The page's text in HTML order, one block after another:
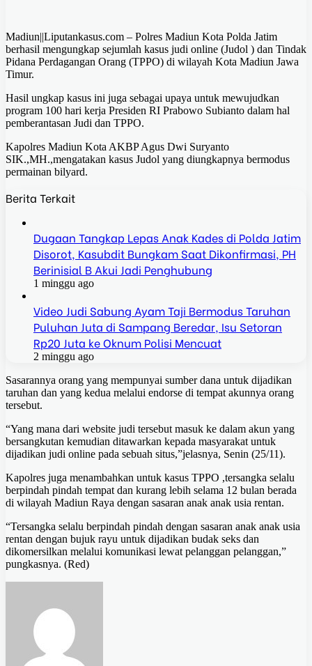
Madiun||Liputankasus.com – Polres Madiun Kota Polda Jatim
berhasil mengungkap sejumlah kasus judi online (Judol ) dan Tindak
Pidana Perdagangan Orang (TPPO) di wilayah Kota Madiun Jawa
Timur.
Hasil ungkap kasus ini juga sebagai upaya untuk mewujudkan
program 100 hari kerja Presiden RI Prabowo Subianto dalam hal
pemberantasan Judi dan TPPO.
Kapolres Madiun Kota AKBP Agus Dwi Suryanto
SIK.,MH.,mengatakan kasus Judol yang diungkapnya bermodus
permainan bilyard.
Berita Terkait
Dugaan Tangkap Lepas Anak Kades di Polda Jatim
Disorot, Kasubdit Bungkam Saat Dikonfirmasi, PH
Berinisial B Akui Jadi Penghubung
1 minggu ago
Video Judi Sabung Ayam Taji Bermodus Taruhan
Puluhan Juta di Sampang Beredar, Isu Setoran
Rp20 Juta ke Oknum Polisi Mencuat
2 minggu ago
Sasarannya orang yang mempunyai sumber dana untuk dijadikan
taruhan dan yang kedua melalui endorse di tempat akunnya orang
tersebut.
“Yang mana dari website judi tersebut masuk ke dalam akun yang
bersangkutan kemudian ditawarkan kepada masyarakat untuk
dijadikan judi online pada sebuah situs,”jelasnya, Senin (25/11).
Kapolres juga menambahkan untuk kasus TPPO ,tersangka selalu
berpindah pindah tempat dan kurang lebih selama 12 bulan berada
di wilayah Madiun Raya dengan sasaran anak anak usia rentan.
“Tersangka selalu berpindah pindah dengan sasaran anak anak usia
rentan dengan bujuk rayu untuk dijadikan budak seks dan
dikomersilkan melalui komunikasi lewat pelanggan pelanggan,”
pungkasnya. (Red)